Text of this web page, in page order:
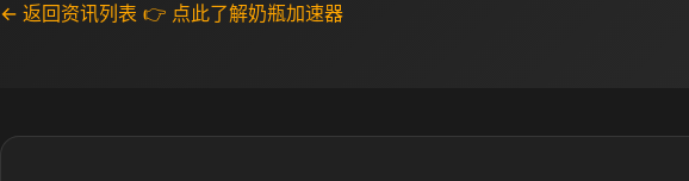
← 返回资讯列表 👉 点此了解奶瓶加速器